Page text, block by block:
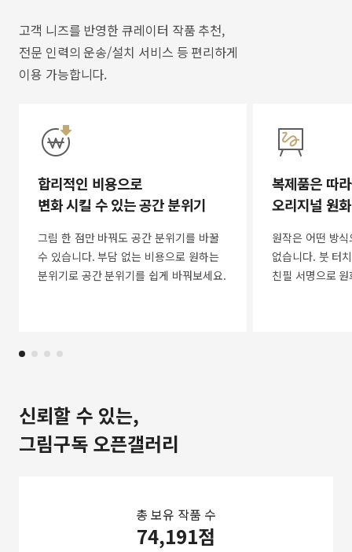
고객 니즈를 반영한 큐레이터 작품 추천,
전문 인력의 운송/설치 서비스 등 편리하게
이용 가능합니다.
합리적인 비용으로
변화 시킬 수 있는 공간 분위기
그림 한 점만 바꿔도 공간 분위기를 바꿀
수 있습니다. 부담 없는 비용으로 원하는
분위기로 공간 분위기를 쉽게 바꿔보세요.
복제품은 따
오리지널 원
원작은 어떤 방
없습니다. 붓 터
친필 서명으로
신뢰할 수 있는,
그림구독 오픈갤러리
총 보유 작품 수
74,191점